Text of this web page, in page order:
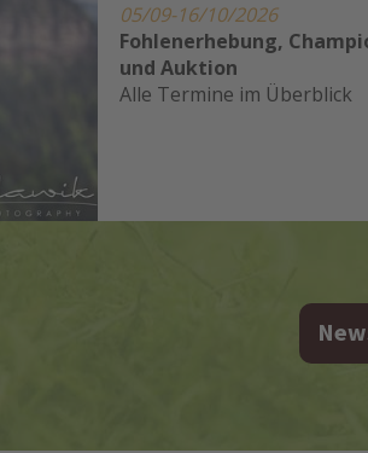
05/09-16/10/2026
Fohlenerhebung,
und Auktion
Alle Termine im Überblick